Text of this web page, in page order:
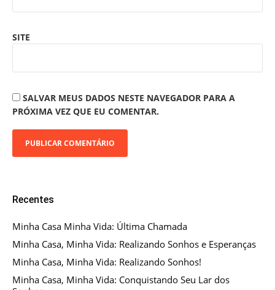
SITE
SALVAR MEUS DADOS NESTE NAVEGADOR PARA A
PRÓXIMA VEZ QUE EU COMENTAR.
Recentes
Minha Casa Minha Vida: Última Chamada
Minha Casa, Minha Vida: Realizando Sonhos e Esperanças
Minha Casa, Minha Vida: Realizando Sonhos!
Minha Casa, Minha Vida: Conquistando Seu Lar dos